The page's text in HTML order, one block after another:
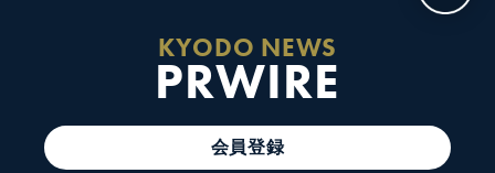
KYODO NEWS
PRWIRE
会員登録